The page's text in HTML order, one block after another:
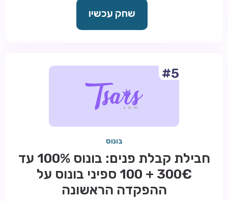
שחק עכשיו
#5
בונוס
חבילת קבלת פנים: בונוס 100% עד
300€ + 100 ספיני בונוס על
ההפקדה הראשונה